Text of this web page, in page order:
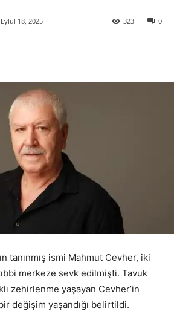
Eylül 18, 2025 0
323
tanınmış ismi Mahmut Cevher, iki
merkeze sevk edilmişti. Tavuk
zehirlenme yaşayan Cevher’in
değişim yaşandığı belirtildi.